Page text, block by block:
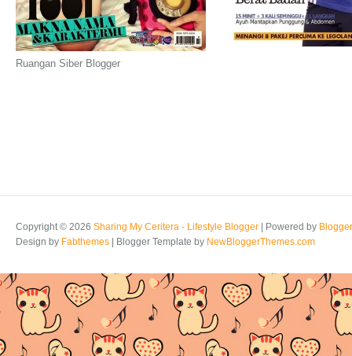
Ruangan Siber Blogger
Copyright © 2026 Sharing My Ceritera - Lifestyle Blogger | Powered by Blogger
Design by Fabthemes | Blogger Template by NewBloggerThemes.com